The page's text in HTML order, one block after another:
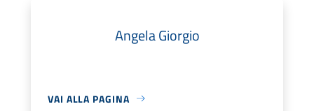
Angela Giorgio
VAI ALLA PAGINA